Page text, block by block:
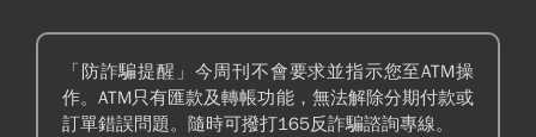
「防詐騙提醒」今周刊不會要求並指示您至ATM操
作。ATM只有匯款及轉帳功能，無法解除分期付款或
訂單錯誤問題。隨時可撥打165反詐騙諮詢專線。